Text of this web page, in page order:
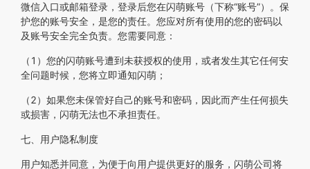
微信入口或邮箱登录，登录后您在闪萌账号（下称“账号”）。保
护您的账号安全，是您的责任。您应对所有使用的您的密码以
及账号安全完全负责。您需要同意：
（1）您的闪萌账号遭到未获授权的使用，或者发生其它任何安
全问题时候，您将立即通知闪萌；
（2）如果您未保管好自己的账号和密码，因此而产生任何损失
或损害，闪萌无法也不承担责任。
七、用户隐私制度
用户知悉并同意，为便于向用户提供更好的服务，闪萌公司将